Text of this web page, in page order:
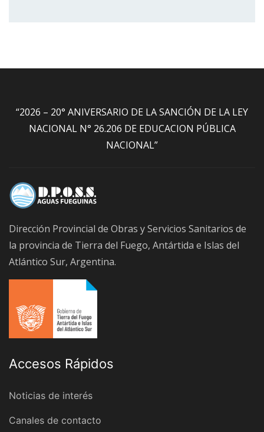
“2026 – 20° ANIVERSARIO DE LA SANCIÓN DE LA LEY
NACIONAL N° 26.206 DE EDUCACION PÚBLICA
NACIONAL”
Dirección Provincial de Obras y Servicios Sanitarios de
la provincia de Tierra del Fuego, Antártida e Islas del
Atlántico Sur, Argentina.
Accesos Rápidos
Noticias de interés
Canales de contacto